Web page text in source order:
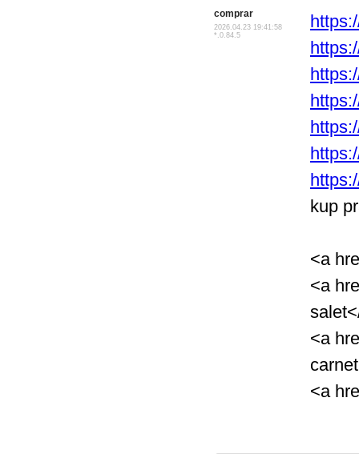
comprar
2026.04.23 19:41:58
*.0.84.5
kup
<a
<a
<a
<a